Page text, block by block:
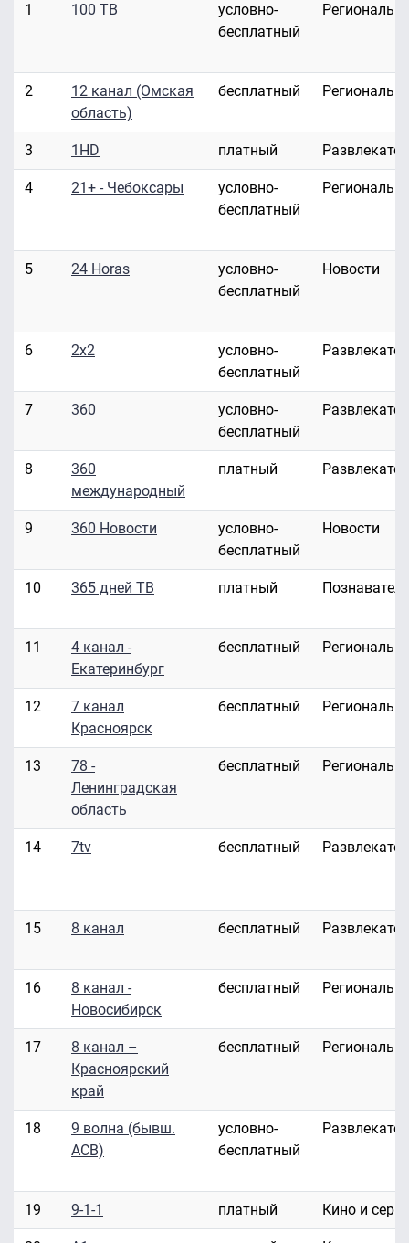
1 100 ТВ
условно-
бесплатный
2
12 канал (Омская
область)
бесплатный
3 1HD платный
4 21+ - Чебоксары
условно-
бесплатный
5 24 Horas
условно-
бесплатный
Новости
6 2x2
условно-
бесплатный
7 360
условно-
бесплатный
8
360
международный
платный
9 360 Новости
условно-
бесплатный
Новости
10 365 дней ТВ платный
11
4 канал -
Екатеринбург
бесплатный
12
7 канал
Красноярск
бесплатный
13
78 -
Ленинградская
область
бесплатный
14 7tv бесплатный
15 8 канал бесплатный
16
8 канал -
Новосибирск
бесплатный
17
8 канал –
Красноярский
край
бесплатный
18
9 волна (бывш.
АСВ)
условно-
бесплатный
19 9-1-1 платный Кино и